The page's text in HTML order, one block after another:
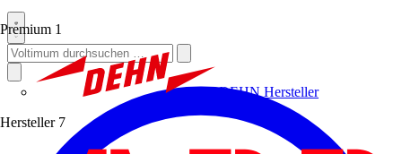
Premium 1
DEHN Hersteller
Hersteller 7